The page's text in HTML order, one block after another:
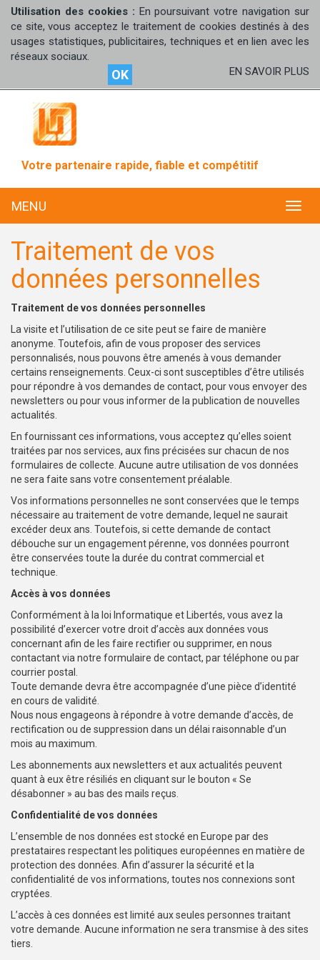
Utilisation des cookies : En poursuivant votre navigation sur
ce site, vous acceptez le traitement de cookies destinés à des
usages statistiques, publicitaires, techniques et en lien avec les
réseaux sociaux.
OK EN SAVOIR PLUS
Votre partenaire rapide, fiable et compétitif
MENU
MENU
Traitement de vos
données personnelles
Traitement de vos données personnelles
La visite et l’utilisation de ce site peut se faire de manière
anonyme. Toutefois, afin de vous proposer des services
personnalisés, nous pouvons être amenés à vous demander
certains renseignements. Ceux-ci sont susceptibles d’être utilisés
pour répondre à vos demandes de contact, pour vous envoyer des
newsletters ou pour vous informer de la publication de nouvelles
actualités.
En fournissant ces informations, vous acceptez qu’elles soient
traitées par nos services, aux fins précisées sur chacun de nos
formulaires de collecte. Aucune autre utilisation de vos données
ne sera faite sans votre consentement préalable.
Vos informations personnelles ne sont conservées que le temps
nécessaire au traitement de votre demande, lequel ne saurait
excéder deux ans. Toutefois, si cette demande de contact
débouche sur un engagement pérenne, vos données pourront
être conservées toute la durée du contrat commercial et
technique.
Accès à vos données
Conformément à la loi Informatique et Libertés, vous avez la
possibilité d’exercer votre droit d’accès aux données vous
concernant afin de les faire rectifier ou supprimer, en nous
contactant via notre formulaire de contact, par téléphone ou par
courrier postal.
Toute demande devra être accompagnée d’une pièce d’identité
en cours de validité.
Nous nous engageons à répondre à votre demande d’accès, de
rectification ou de suppression dans un délai raisonnable d’un
mois au maximum.
Les abonnements aux newsletters et aux actualités peuvent
quant à eux être résiliés en cliquant sur le bouton « Se
désabonner » au bas des mails reçus.
Confidentialité de vos données
L’ensemble de nos données est stocké en Europe par des
prestataires respectant les politiques européennes en matière de
protection des données. Afin d’assurer la sécurité et la
confidentialité de vos informations, toutes nos connexions sont
cryptées.
L’accès à ces données est limité aux seules personnes traitant
votre demande. Aucune information ne sera transmise à des sites
tiers.